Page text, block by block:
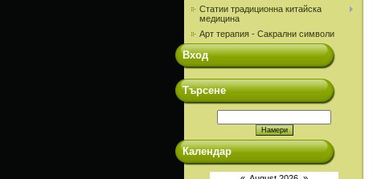
Статии традиционна китайска
медицина
Арт терапия - Сакрални символи
Вход
Търсене
Календар